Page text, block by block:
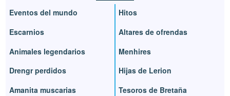
Eventos del mundo
Escarnios
Animales legendarios
Drengr perdidos
Amanita muscarias
Hitos
Altares de ofrendas
Menhires
Hijas de Lerion
Tesoros de Bretaña